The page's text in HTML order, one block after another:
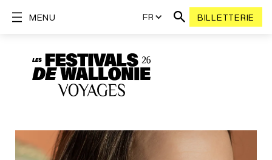
FR BILLETTERIE
MENU